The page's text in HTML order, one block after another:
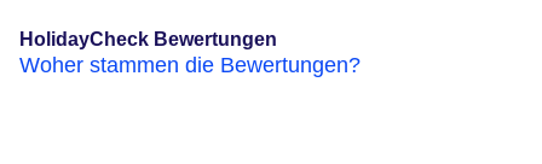
HolidayCheck Bewertungen
Woher stammen die Bewertungen?